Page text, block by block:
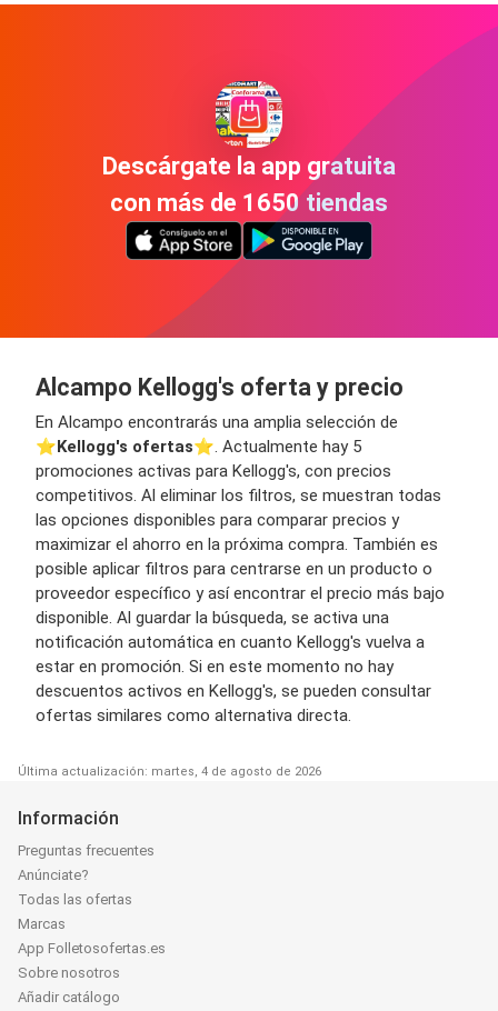
Descárgate la app gratuita
con más de 1650 tiendas
Alcampo Kellogg's oferta y precio
En Alcampo encontrarás una amplia selección de
⭐️Kellogg's ofertas⭐️. Actualmente hay 5
promociones activas para Kellogg's, con precios
competitivos. Al eliminar los filtros, se muestran todas
las opciones disponibles para comparar precios y
maximizar el ahorro en la próxima compra. También es
posible aplicar filtros para centrarse en un producto o
proveedor específico y así encontrar el precio más bajo
disponible. Al guardar la búsqueda, se activa una
notificación automática en cuanto Kellogg's vuelva a
estar en promoción. Si en este momento no hay
descuentos activos en Kellogg's, se pueden consultar
ofertas similares como alternativa directa.
Última actualización: martes, 4 de agosto de 2026
Información
Preguntas frecuentes
Anúnciate?
Todas las ofertas
Marcas
App Folletosofertas.es
Sobre nosotros
Añadir catálogo